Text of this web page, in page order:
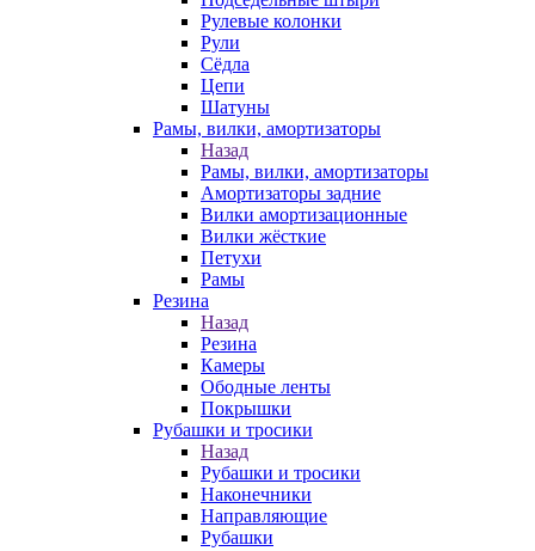
Рулевые колонки
Рули
Сёдла
Цепи
Шатуны
Рамы, вилки, амортизаторы
Назад
Рамы, вилки, амортизаторы
Амортизаторы задние
Вилки амортизационные
Вилки жёсткие
Петухи
Рамы
Резина
Назад
Резина
Камеры
Ободные ленты
Покрышки
Рубашки и тросики
Назад
Рубашки и тросики
Наконечники
Направляющие
Рубашки